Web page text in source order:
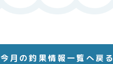
今月の釣果情報一覧へ戻る